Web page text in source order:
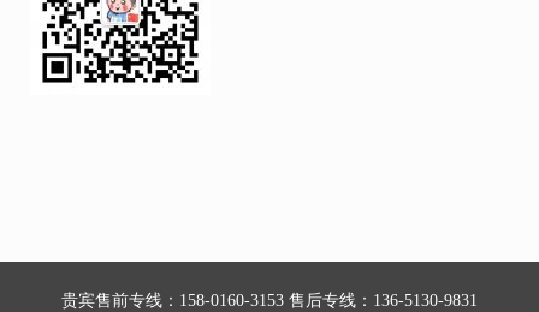
贵宾售前专线：158-0160-3153 售后专线：136-5130-9831